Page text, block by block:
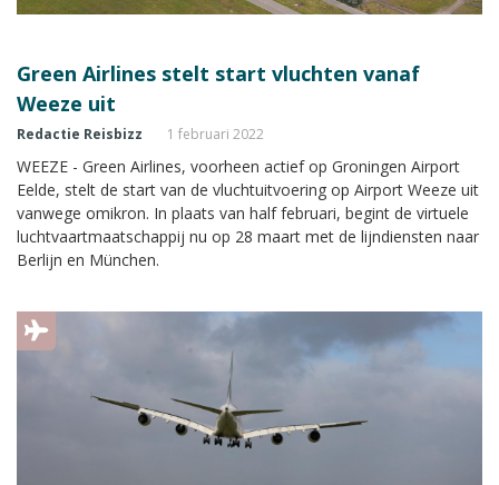
Green Airlines stelt start vluchten vanaf
Weeze uit
Redactie Reisbizz 1 februari 2022
WEEZE - Green Airlines, voorheen actief op Groningen Airport
Eelde, stelt de start van de vluchtuitvoering op Airport Weeze uit
vanwege omikron. In plaats van half februari, begint de virtuele
luchtvaartmaatschappij nu op 28 maart met de lijndiensten naar
Berlijn en München.